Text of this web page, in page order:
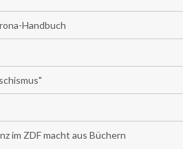
Handbuch
im ZDF macht aus Büchern